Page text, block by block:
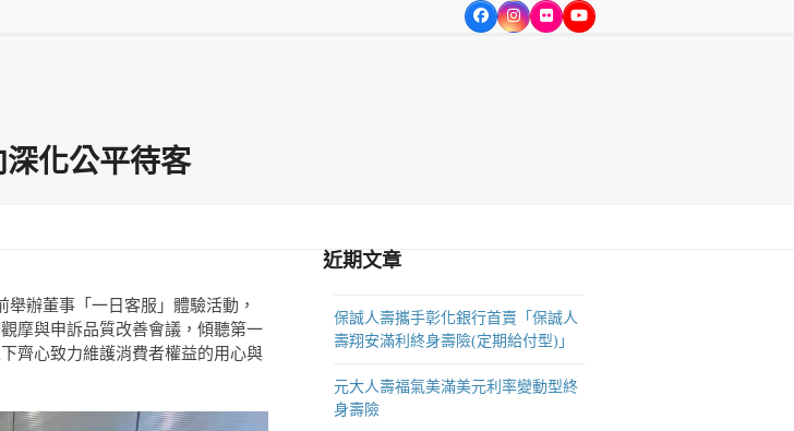
FacebookInstagram
FlickrYouTube
化公平待客
辦董事「一日客服」體驗活動，
摩與申訴品質改善會議，傾聽第一
齊心致力維護消費者權益的用心與
近期文章
保誠人壽攜手彰化銀行首賣「保誠人
壽翔安滿利終身壽險(定期給付型)」
元大人壽福氣美滿美元利率變動型終
身壽險